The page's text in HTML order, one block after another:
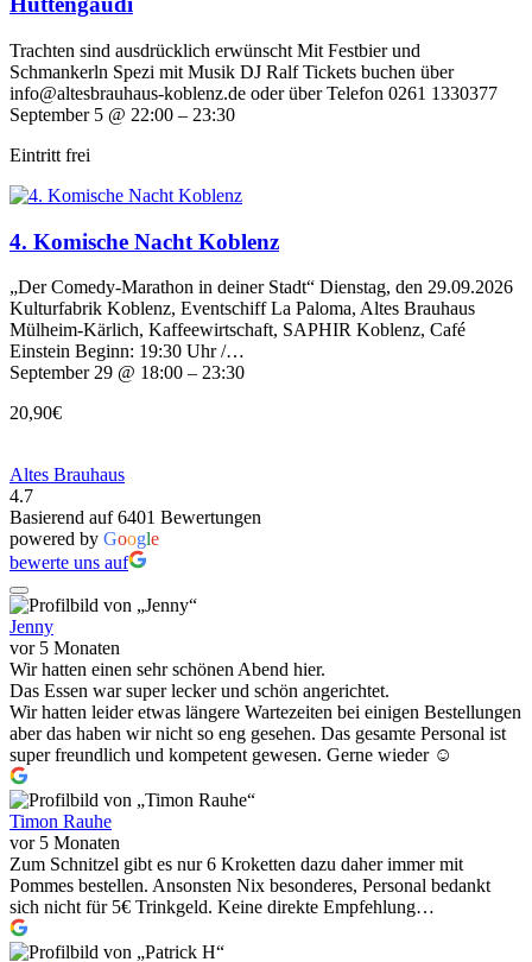
Trachten sind ausdrücklich erwünscht Mit Festbier und
Schmankerln Spezi mit Musik DJ Ralf Tickets buchen über
info@altesbrauhaus-koblenz.de oder über Telefon 0261 1330377
September 5 @ 22:00 – 23:30
Eintritt frei
4. Komische Nacht Koblenz
„Der Comedy-Marathon in deiner Stadt“ Dienstag, den 29.09.2026
Kulturfabrik Koblenz, Eventschiff La Paloma, Altes Brauhaus
Mülheim-Kärlich, Kaffeewirtschaft, SAPHIR Koblenz, Café
Einstein Beginn: 19:30 Uhr /…
September 29 @ 18:00 – 23:30
20,90€
Altes Brauhaus
4.7
Basierend auf 6401 Bewertungen
powered by Google
bewerte uns auf
Jenny
vor 5 Monaten
Wir hatten einen sehr schönen Abend hier.
Das Essen war super lecker und schön angerichtet.
Wir hatten leider etwas längere Wartezeiten bei einigen Bestellungen
aber das haben wir nicht so eng gesehen. Das gesamte Personal ist
super freundlich und kompetent gewesen. Gerne wieder ☺️
Timon Rauhe
vor 5 Monaten
Zum Schnitzel gibt es nur 6 Kroketten dazu daher immer mit
Pommes bestellen. Ansonsten Nix besonderes, Personal bedankt
sich nicht für 5€ Trinkgeld. Keine direkte Empfehlung…